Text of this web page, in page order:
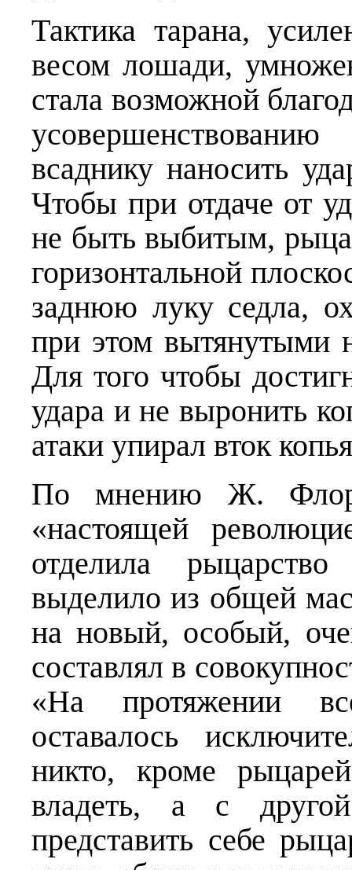
Тактика тарана,
весом лошади,
стала возможной
всаднику наносить
Чтобы при отдаче от
не быть выбитым,
горизонтальной
заднюю луку седла,
при этом вытянутыми
Для того чтобы
удара и не выронить
атаки упирал вток
По мнению Ж.
«настоящей
отделила
выделило из общей
на новый, особый,
составлял в
«На протяжении
оставалось
никто, кроме
владеть, а с
представить себе